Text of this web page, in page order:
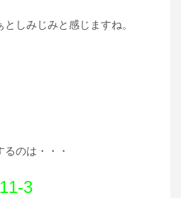
しみじみと感じますね。
のは・・・
3